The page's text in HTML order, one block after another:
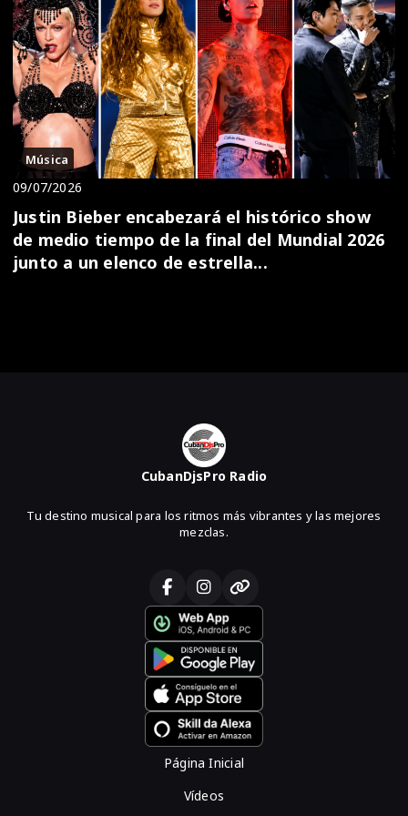
Música
09/07/2026
Justin Bieber encabezará el histórico show
de medio tiempo de la final del Mundial 2026
junto a un elenco de estrella...
CubanDjsPro Radio
Tu destino musical para los ritmos más vibrantes y las mejores
mezclas.
Página Inicial
Vídeos